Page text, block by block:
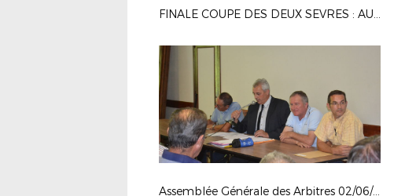
FINALE COUPE DES DEUX SEVRES : AUBINRORTHAIS - THOUARS 3
Assemblée Générale des Arbitres 02/06/2017